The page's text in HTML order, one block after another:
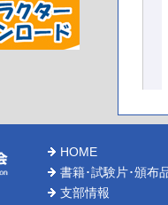
HOME
書籍･試験片･頒布
支部情報